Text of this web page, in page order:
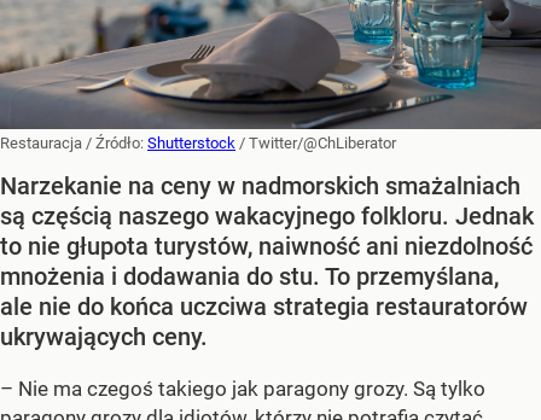
Restauracja / Źródło: Shutterstock / Twitter/@ChLiberator
Narzekanie na ceny w nadmorskich smażalniach
są częścią naszego wakacyjnego folkloru. Jednak
to nie głupota turystów, naiwność ani niezdolność
mnożenia i dodawania do stu. To przemyślana,
ale nie do końca uczciwa strategia restauratorów
ukrywających ceny.
– Nie ma czegoś takiego jak paragony grozy. Są tylko